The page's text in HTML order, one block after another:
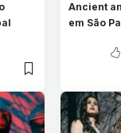
Ancient
em São